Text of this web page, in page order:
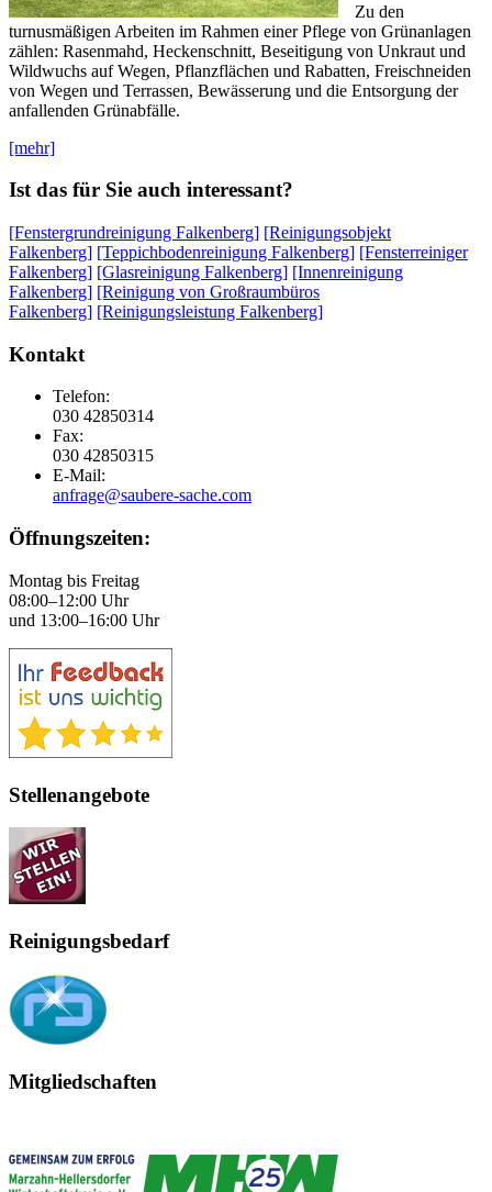
Zu den
turnusmäßigen Arbeiten im Rahmen einer Pflege von Grünanlagen
zählen: Rasenmahd, Heckenschnitt, Beseitigung von Unkraut und
Wildwuchs auf Wegen, Pflanzflächen und Rabatten, Freischneiden
von Wegen und Terrassen, Bewässerung und die Entsorgung der
anfallenden Grünabfälle.
[mehr]
Ist das für Sie auch interessant?
[Fenstergrundreinigung Falkenberg] [Reinigungsobjekt
Falkenberg] [Teppichbodenreinigung Falkenberg] [Fensterreiniger
Falkenberg] [Glasreinigung Falkenberg] [Innenreinigung
Falkenberg] [Reinigung von Großraumbüros
Falkenberg] [Reinigungsleistung Falkenberg]
Kontakt
Telefon:
030 42850314
Fax:
030 42850315
E-Mail:
anfrage@saubere-sache.com
Öffnungszeiten:
Montag bis Freitag
08:00–12:00 Uhr
und 13:00–16:00 Uhr
Stellenangebote
Reinigungsbedarf
Mitgliedschaften